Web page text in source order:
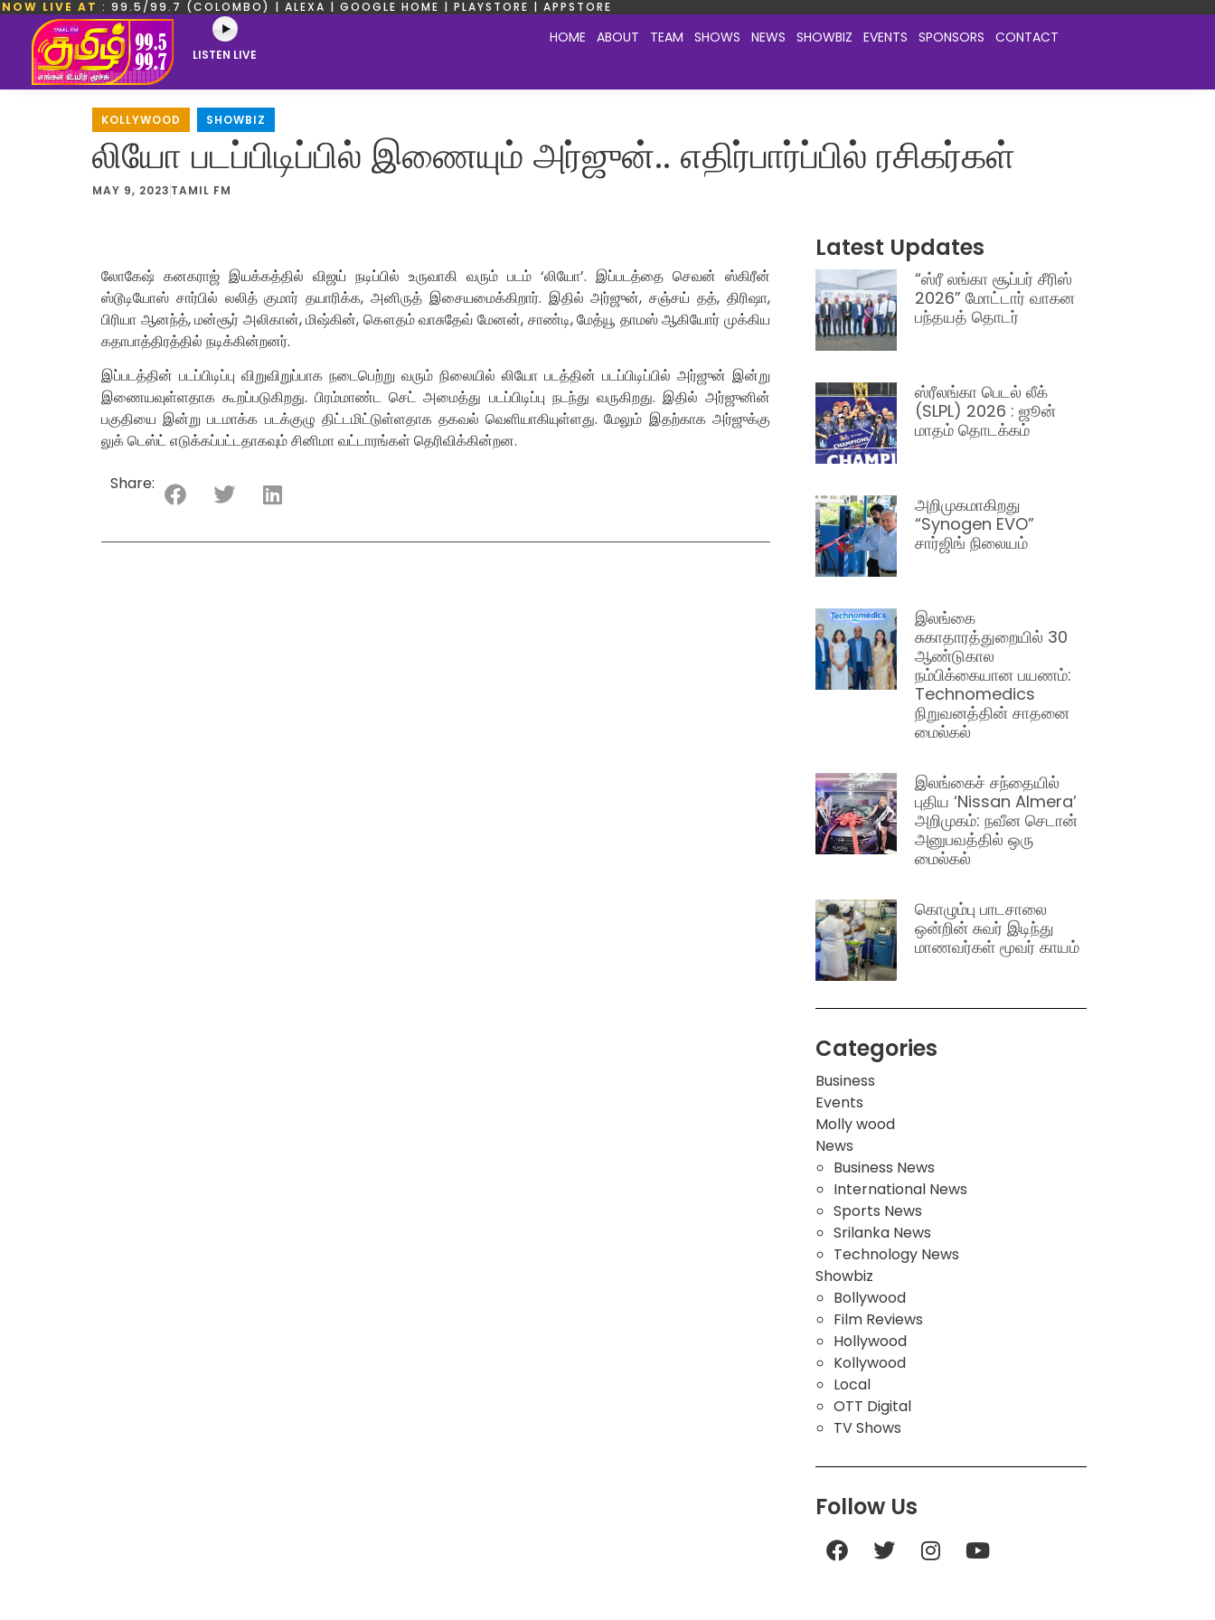
NOW LIVE AT : 99.5/99.7 (COLOMBO) | ALEXA | GOOGLE HOME | PLAYSTORE | APPSTORE
LISTEN LIVE
HOME ABOUT TEAM SHOWS NEWS SHOWBIZ EVENTS SPONSORS CONTACT
KOLLYWOOD SHOWBIZ
லியோ படப்பிடிப்பில் இணையும் அர்ஜுன்.. எதிர்பார்ப்பில் ரசிகர்கள்
MAY 9, 2023 TAMIL FM
லோகேஷ் கனகராஜ் இயக்கத்தில் விஜய் நடிப்பில் உருவாகி வரும் படம் ‘லியோ’. இப்படத்தை செவன் ஸ்கிரீன்
ஸ்டூடியோஸ் சார்பில் லலித் குமார் தயாரிக்க, அனிருத் இசையமைக்கிறார். இதில் அர்ஜுன், சஞ்சய் தத், திரிஷா,
பிரியா ஆனந்த், மன்சூர் அலிகான், மிஷ்கின், கௌதம் வாசுதேவ் மேனன், சாண்டி, மேத்யூ தாமஸ் ஆகியோர் முக்கிய
கதாபாத்திரத்தில் நடிக்கின்றனர்.
இப்படத்தின் படப்பிடிப்பு விறுவிறுப்பாக நடைபெற்று வரும் நிலையில் லியோ படத்தின் படப்பிடிப்பில் அர்ஜுன் இன்று
இணையவுள்ளதாக கூறப்படுகிறது. பிரம்மாண்ட செட் அமைத்து படப்பிடிப்பு நடந்து வருகிறது. இதில் அர்ஜுனின்
பகுதியை இன்று படமாக்க படக்குழு திட்டமிட்டுள்ளதாக தகவல் வெளியாகியுள்ளது. மேலும் இதற்காக அர்ஜுக்கு
லுக் டெஸ்ட் எடுக்கப்பட்டதாகவும் சினிமா வட்டாரங்கள் தெரிவிக்கின்றன.
Share:
Latest Updates
“ஸ்ரீ லங்கா சூப்பர் சீரிஸ்
2026” மோட்டார் வாகன
பந்தயத் தொடர்
ஸ்ரீலங்கா பெடல் லீக்
(SLPL) 2026 : ஜூன்
மாதம் தொடக்கம்
அறிமுகமாகிறது
“Synogen EVO”
சார்ஜிங் நிலையம்
இலங்கை
சுகாதாரத்துறையில் 30
ஆண்டுகால
நம்பிக்கையான பயணம்:
Technomedics
நிறுவனத்தின் சாதனை
மைல்கல்
இலங்கைச் சந்தையில்
புதிய ‘Nissan Almera’
அறிமுகம்: நவீன செடான்
அனுபவத்தில் ஒரு
மைல்கல்
கொழும்பு பாடசாலை
ஒன்றின் சுவர் இடிந்து
மாணவர்கள் மூவர் காயம்
Categories
Business
Events
Molly wood
News
Business News
International News
Sports News
Srilanka News
Technology News
Showbiz
Bollywood
Film Reviews
Hollywood
Kollywood
Local
OTT Digital
TV Shows
Follow Us